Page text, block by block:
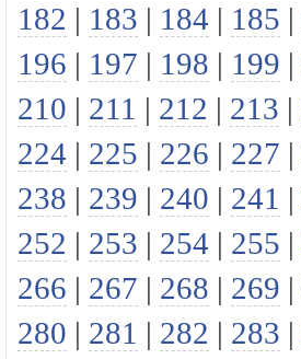
182 | 183 | 184 | 185 |
196 | 197 | 198 | 199 |
210 | 211 | 212 | 213 |
224 | 225 | 226 | 227 |
238 | 239 | 240 | 241 |
252 | 253 | 254 | 255 |
266 | 267 | 268 | 269 |
280 | 281 | 282 | 283 |